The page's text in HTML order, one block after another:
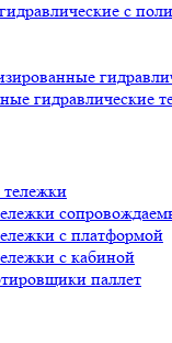
с
гидравлические
тележки
с платформой
с кабиной
паллет